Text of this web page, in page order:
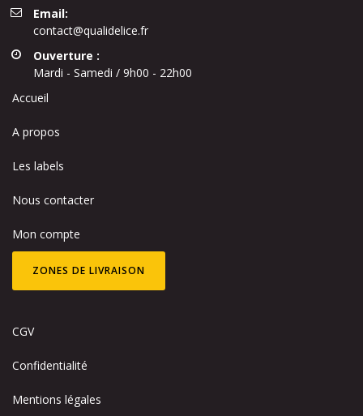
Email:
contact@qualidelice.fr
Ouverture :
Mardi - Samedi / 9h00 - 22h00
Accueil
A propos
Les labels
Nous contacter
Mon compte
ZONES DE LIVRAISON
CGV
Confidentialité
Mentions légales